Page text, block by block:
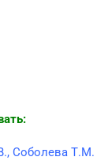
Соболева Т.М.